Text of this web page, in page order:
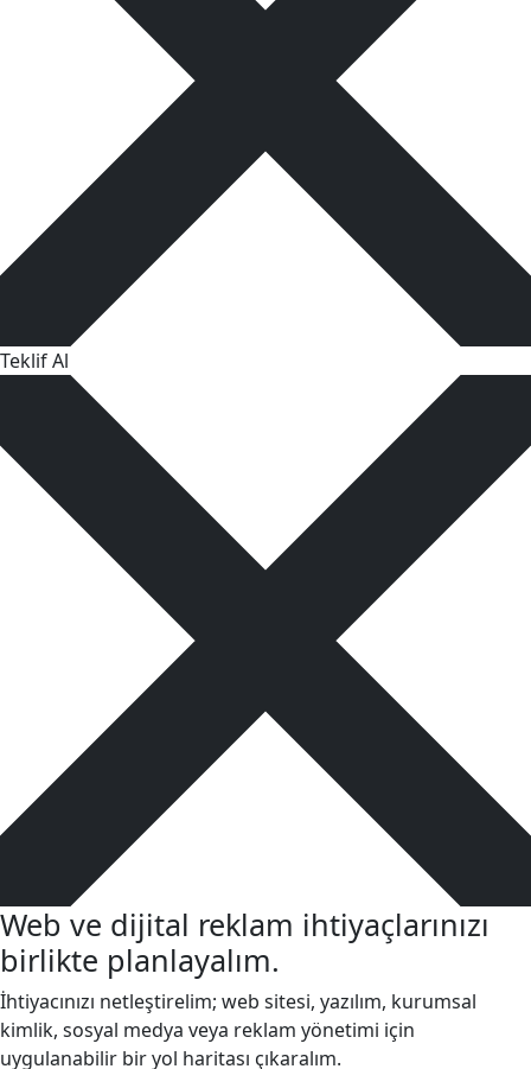
Teklif Al
Web ve dijital reklam ihtiyaçlarınızı
birlikte planlayalım.
İhtiyacınızı netleştirelim; web sitesi, yazılım, kurumsal
kimlik, sosyal medya veya reklam yönetimi için
uygulanabilir bir yol haritası çıkaralım.